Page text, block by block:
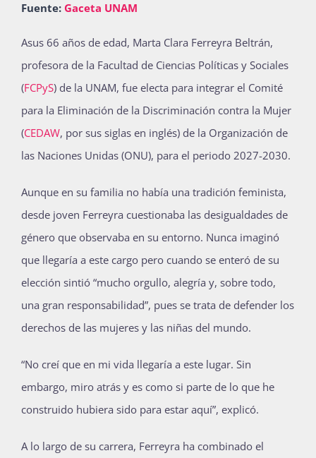
Blog
Recursos
Súmate
Publicaciones
Bienvenida generación 2027-1
Fuente: Gaceta UNAM
Asus 66 años de edad, Marta Clara Ferreyra Beltrán,
profesora de la Facultad de Ciencias Políticas y Sociales
(FCPyS) de la UNAM, fue electa para integrar el Comité
para la Eliminación de la Discriminación contra la Mujer
(CEDAW, por sus siglas en inglés) de la Organización de
las Naciones Unidas (ONU), para el periodo 2027-2030.
Aunque en su familia no había una tradición feminista,
desde joven Ferreyra cuestionaba las desigualdades de
género que observaba en su entorno. Nunca imaginó
que llegaría a este cargo pero cuando se enteró de su
elección sintió “mucho orgullo, alegría y, sobre todo,
una gran responsabilidad”, pues se trata de defender los
derechos de las mujeres y las niñas del mundo.
“No creí que en mi vida llegaría a este lugar. Sin
embargo, miro atrás y es como si parte de lo que he
construido hubiera sido para estar aquí”, explicó.
A lo largo de su carrera, Ferreyra ha combinado el